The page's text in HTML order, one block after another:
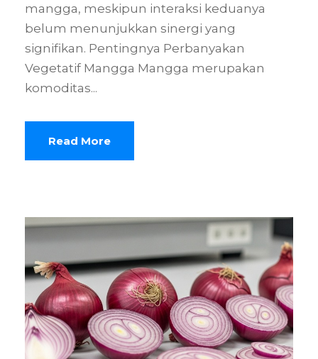
mangga, meskipun interaksi keduanya
belum menunjukkan sinergi yang
signifikan. Pentingnya Perbanyakan
Vegetatif Mangga Mangga merupakan
komoditas...
Read More